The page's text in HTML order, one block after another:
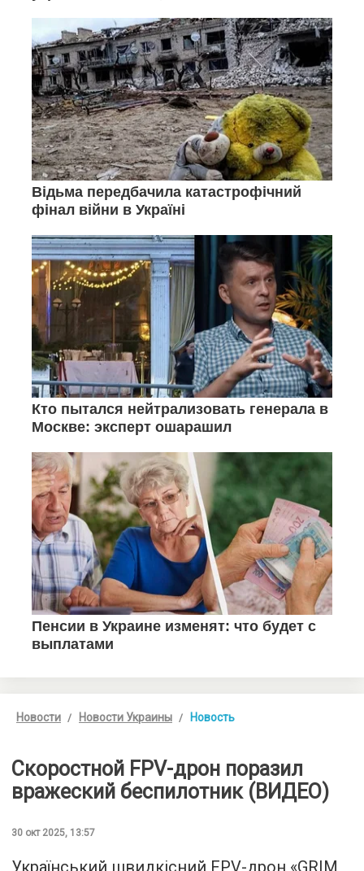
Новости Новости Украины Новость
Скоростной FPV-дрон поразил
вражеский беспилотник (ВИДЕО)
30 окт 2025, 13:57
Український швидкісний FPV-дрон «GRIM